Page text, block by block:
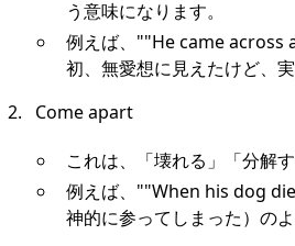
う意味になります。
例えば、""He came
初、無愛想に見えたけど、
Come apart
これは、「壊れる」「分解
例えば、""When his dog
神的に参ってしまった）のよ